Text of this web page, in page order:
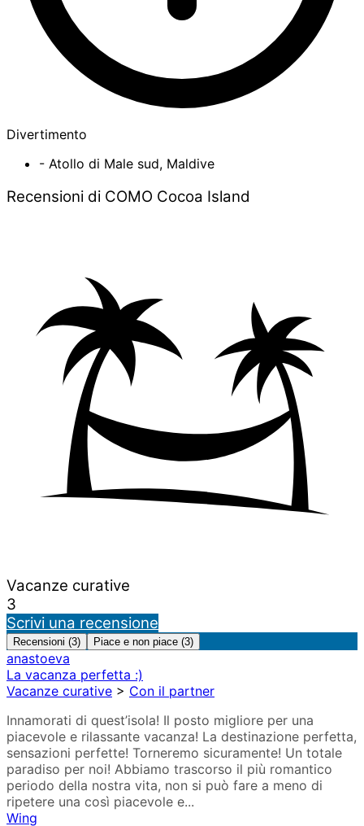
Divertimento
- Atollo di Male sud, Maldive
Recensioni di COMO Cocoa Island
Vacanze curative
3
Scrivi una recensione
Recensioni (3) Piace e non piace (3)
anastoeva
La vacanza perfetta :)
Vacanze curative > Con il partner
Innamorati di quest’isola! Il posto migliore per una
piacevole e rilassante vacanza! La destinazione perfetta,
sensazioni perfette! Torneremo sicuramente! Un totale
paradiso per noi! Abbiamo trascorso il più romantico
periodo della nostra vita, non si può fare a meno di
ripetere una così piacevole e...
Wing